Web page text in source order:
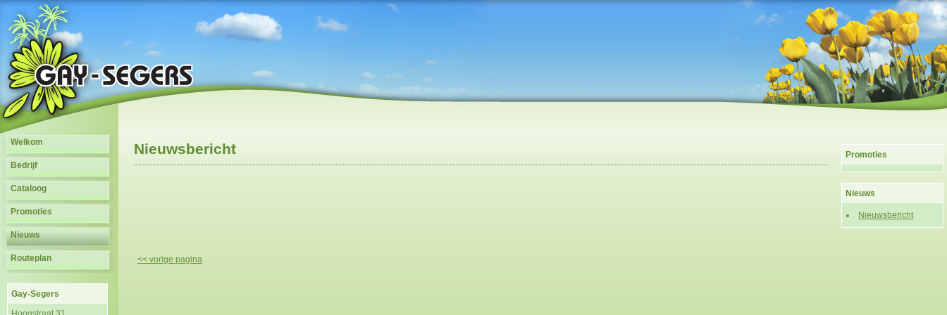
Nieuwsbericht
<< vorige pagina
Promoties
Nieuws
Nieuwsbericht
Welkom
Bedrijf
Cataloog
Promoties
Nieuws
Routeplan
Gay-Segers